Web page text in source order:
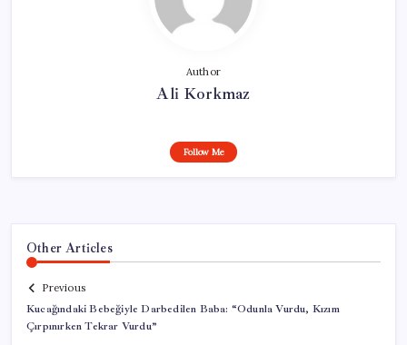
Author
Ali Korkmaz
Follow Me
Other Articles
Previous
Kucağındaki Bebeğiyle Darbedilen Baba: “Odunla Vurdu, Kızım
Çırpınırken Tekrar Vurdu”